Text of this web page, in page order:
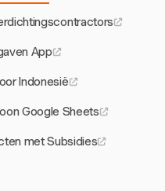
App
Indonesië
Google Sheets
met Subsidies